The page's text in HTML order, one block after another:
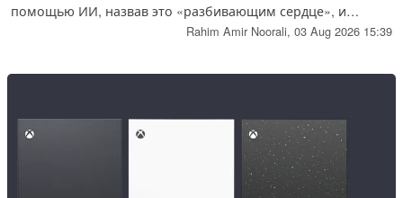
помощью ИИ, назвав это «разбивающим сердце», и
призвала Японию защитить артистов от вирусных и
Rahim Amir Noorali, 03 Aug 2026 15:39